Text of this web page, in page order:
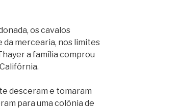
os cavalos
mercearia, nos limites
a família comprou
desceram e tomaram
para uma colônia de